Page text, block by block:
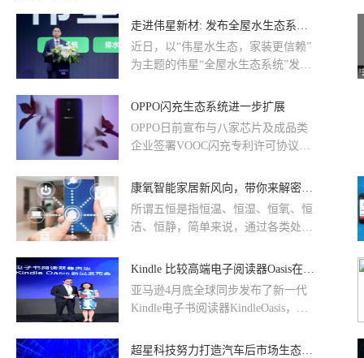
走进伟星新材: 发布全屋水生态系统，引领“好房时代”新标准
近日，以“伟星水生态，家装更信赖”
为主题的伟星“全屋水生态系统”发布
科研院所、设计机构及多家装饰企业
态系统的正式发布与启航。
OPPO闪充生态系统进一步扩展
OPPO日前宣布与八家芯片及成品类
企业签署VOOC闪充专利许可协议。
发、制造和销售支持VOOC闪充专利
康氧智能家居新风向，带你来解密五恒生态系统
所谓五恒是指恒温、恒湿、恒氧、恒
洁、恒静，简单来说，通过各类处理
度、氧量、洁净度、静音值等空气环
创造一个舒适健康的家居环境。
Kindle 比较高端电子阅读器Oasis在中国发布，进一步丰富其生态系统
亚马逊4月底全球同步发布了新一代
Kindle电子书阅读器KindleOasis，是
超星科技努力打造汽车后市场生态新标准